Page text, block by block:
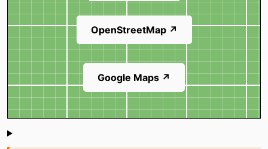
OpenStreetMap ↗
Google Maps ↗
Shoutbox